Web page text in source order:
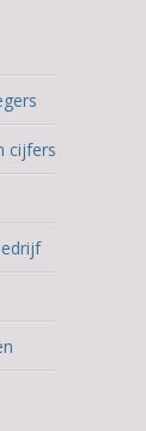
cijfers